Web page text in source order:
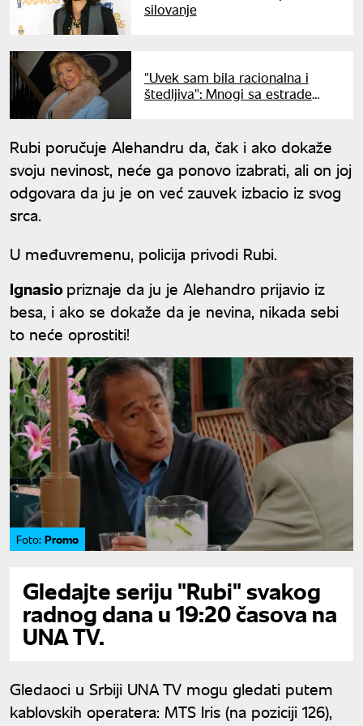
silovanje
"Uvek sam bila racionalna i
štedljiva": Mnogi sa estrade
Rubi poručuje Alehandru da, čak i ako dokaže
svoju nevinost, neće ga ponovo izabrati, ali on joj
odgovara da ju je on već zauvek izbacio iz svog
srca.
U međuvremenu, policija privodi Rubi.
Ignasiopriznaje da ju je Alehandro prijavio iz
besa, i ako se dokaže da je nevina, nikada sebi
to neće oprostiti!
Foto: Promo
Gledajte seriju "Rubi" svakog
radnog dana u 19:20 časova na
UNA TV.
Gledaoci u Srbiji UNA TV mogu gledati putem
kablovskih operatera: MTS Iris (na poziciji 126),